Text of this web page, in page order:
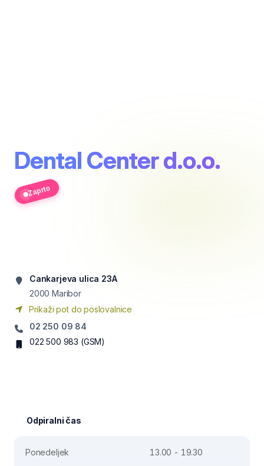
Dental Center d.o.o.
Zaprto
Cankarjeva ulica 23A
2000 Maribor
Prikaži pot do poslovalnice
02 250 09 84
022 500 983 (GSM)
Odpiralni čas
Ponedeljek
13.00 - 19.30